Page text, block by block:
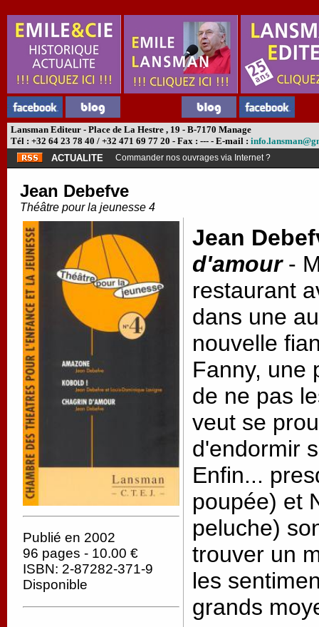
Lansman Editeur - Place de La Hestre , 19 - B-7170 Manage
Tél : +32 64 23 78 40 / +32 471 69 77 20 - Fax : --- - E-mail :
ACTUALITE
Commander nos ouvrages via Internet ?
Jean Debefve
Théâtre pour la jeunesse 4
Publié en 2002
96 pages - 10.00 €
ISBN: 2-87282-371-9
Disponible
Jean
d'amour-
restaurant
dans une
nouvelle
Fanny, une
de ne pas
veut se
d'endormir
Enfin...
poupée) et
peluche)
trouver un
les
grands